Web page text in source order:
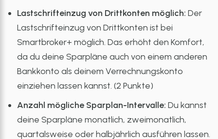
Lastschrifteinzug von Drittkonten möglich: Der
Lastschrifteinzug von Drittkonten ist bei
Smartbroker+ möglich. Das erhöht den Komfort,
da du deine Sparpläne auch von einem anderen
Bankkonto als deinem Verrechnungskonto
einziehen lassen kannst. (2 Punkte)
Anzahl mögliche Sparplan-Intervalle: Du kannst
deine Sparpläne monatlich, zweimonatlich,
quartalsweise oder halbjährlich ausführen lassen.